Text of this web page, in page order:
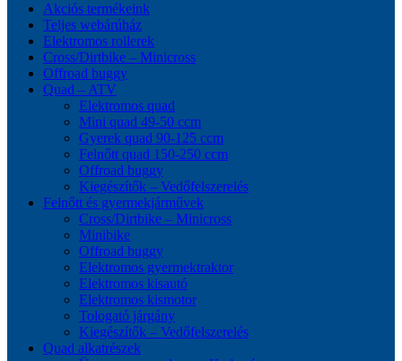
Akciós termékeink
Teljes webárúház
Elektromos rollerek
Cross/Dirtbike – Minicross
Offroad buggy
Quad – ATV
Elektromos quad
Mini quad 49-50 ccm
Gyerek quad 90-125 ccm
Felnőtt quad 150-250 ccm
Offroad buggy
Kiegészítők – Vedőfelszerelés
Felnőtt és gyermekjárművek
Cross/Dirtbike – Minicross
Minibike
Offroad buggy
Elektromos gyermektraktor
Elektromos kisautó
Elektromos kismotor
Tologató járgány
Kiegészítők – Vedőfelszerelés
Quad alkatrészek